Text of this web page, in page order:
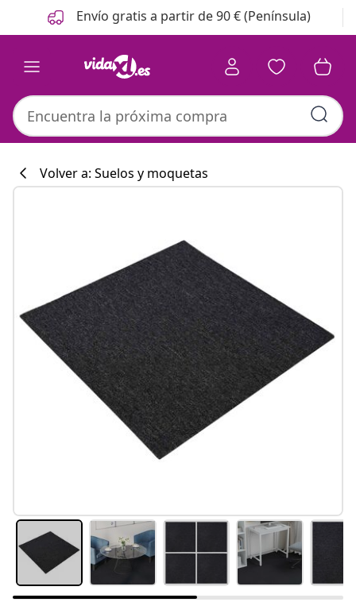
Anterior
Siguiente Envío gratis a partir de 90 € (Península)
#sharemevidaxl
Volver a: Suelos y moquetas